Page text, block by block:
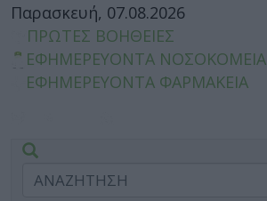
Παρασκευή, 07.08.2026
ΠΡΩΤΕΣ ΒΟΗΘΕΙΕΣ
ΕΦΗΜΕΡΕΥΟΝΤΑ ΝΟΣΟΚΟΜΕΙΑ
ΕΦΗΜΕΡΕΥΟΝΤΑ ΦΑΡΜΑΚΕΙΑ